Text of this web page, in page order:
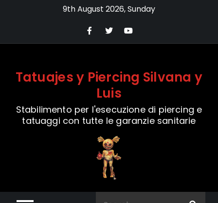
9th August 2026, Sunday
Tatuajes y Piercing Silvana y
Luis
Stabilimento per l'esecuzione di piercing e
tatuaggi con tutte le garanzie sanitarie